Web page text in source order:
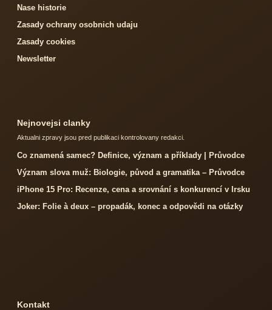
Nase historie
Zasady ochrany osobnich udaju
Zasady cookies
Newsletter
Nejnovejsi clanky
Aktualni zpravy jsou pred publikaci kontrolovany redakci.
Co znamená samec? Definice, význam a příklady | Průvodce
Význam slova muž: Biologie, původ a gramatika – Průvodce
iPhone 15 Pro: Recenze, cena a srovnání s konkurencí v Irsku
Joker: Folie à deux – propadák, konec a odpovědi na otázky
Kontakt